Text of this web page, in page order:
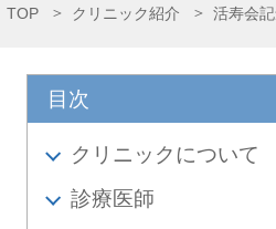
TOP クリニック紹介 活寿会
目次
クリニックについて
診療医師